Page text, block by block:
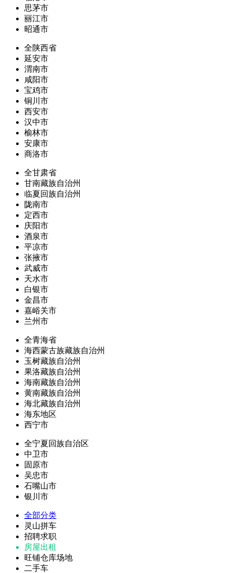
思茅市
丽江市
昭通市
全陕西省
延安市
渭南市
咸阳市
宝鸡市
铜川市
西安市
汉中市
榆林市
安康市
商洛市
全甘肃省
甘南藏族自治州
临夏回族自治州
陇南市
定西市
庆阳市
酒泉市
平凉市
张掖市
武威市
天水市
白银市
金昌市
嘉峪关市
兰州市
全青海省
海西蒙古族藏族自治州
玉树藏族自治州
果洛藏族自治州
海南藏族自治州
黄南藏族自治州
海北藏族自治州
海东地区
西宁市
全宁夏回族自治区
中卫市
固原市
吴忠市
石嘴山市
银川市
全部分类
灵山拼车
招聘求职
房屋出租
旺铺仓库场地
二手车